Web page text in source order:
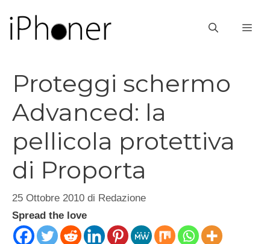
contenuto
Proteggi schermo
Advanced: la
pellicola protettiva
di Proporta
25 Ottobre 2010 di Redazione
Spread the love